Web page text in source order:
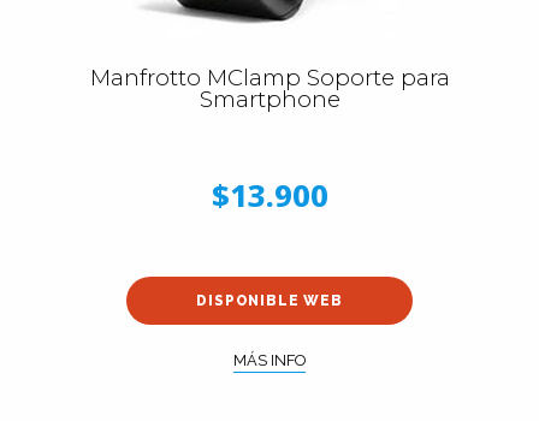
Manfrotto MClamp Soporte para
Smartphone
$13.900
DISPONIBLE WEB
MÁS INFO